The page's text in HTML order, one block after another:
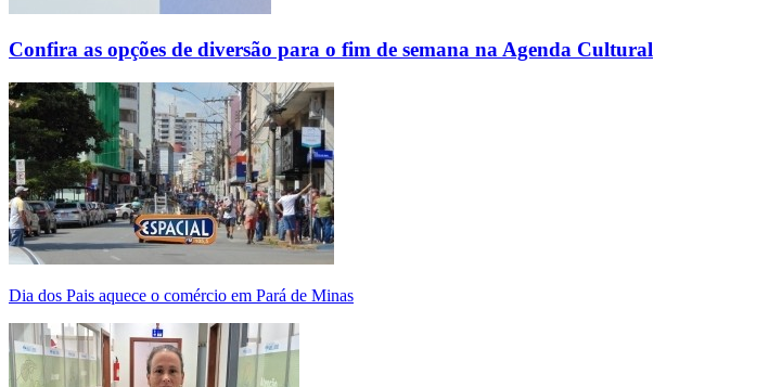
Confira as opções de diversão para o fim de semana na Agenda Cultural
Dia dos Pais aquece o comércio em Pará de Minas